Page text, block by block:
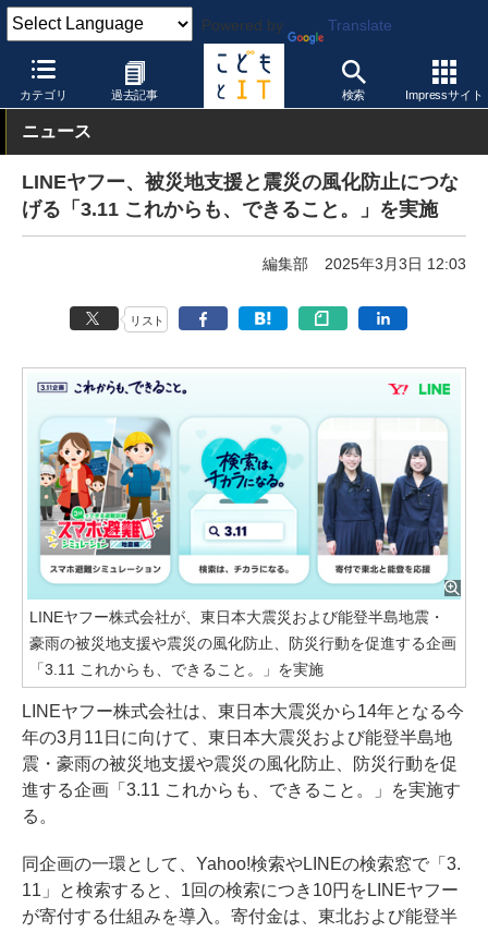
Powered by Translate
カテゴリ 過去記事 検索 Impressサイト
こどもとIT 校種 小学校
ニュース
LINEヤフー、被災地支援と震災の風化防止につな
げる「3.11 これからも、できること。」を実施
編集部 2025年3月3日 12:03
リスト
LINEヤフー株式会社が、東日本大震災および能登半島地震・
豪雨の被災地支援や震災の風化防止、防災行動を促進する企画
「3.11 これからも、できること。」を実施
LINEヤフー株式会社は、東日本大震災から14年となる今
年の3月11日に向けて、東日本大震災および能登半島地
震・豪雨の被災地支援や震災の風化防止、防災行動を促
進する企画「3.11 これからも、できること。」を実施す
る。
同企画の一環として、Yahoo!検索やLINEの検索窓で「3.
11」と検索すると、1回の検索につき10円をLINEヤフー
が寄付する仕組みを導入。寄付金は、東北および能登半